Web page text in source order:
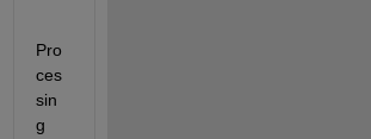
Pro
ces
sin
g